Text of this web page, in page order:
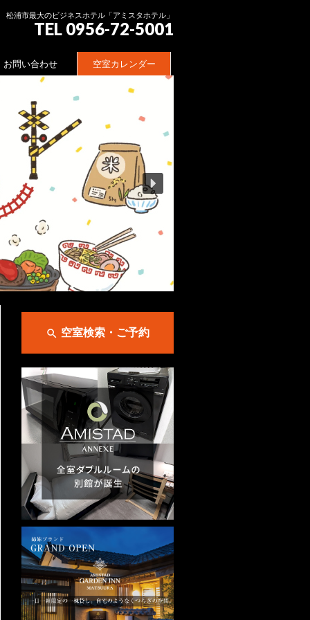
松浦市最大のビジネスホテル「アミスタホテル」
TEL 0956-72-5001
お問い合わせ 空室カレンダー
 空室検索・ご予約